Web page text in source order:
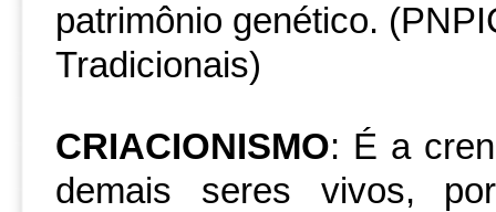
patrimônio genético.
Tradicionais)
CRIACIONISMO: É a
demais seres vivos,